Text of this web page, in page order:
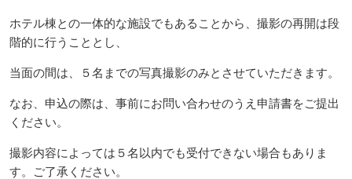
ホテル棟との一体的な施設でもあることから、撮影の再開は段
階的に行うこととし、
当面の間は、５名までの写真撮影のみとさせていただきます。
なお、申込の際は、事前にお問い合わせのうえ申請書をご提出
ください。
撮影内容によっては５名以内でも受付できない場合もありま
す。ご了承ください。